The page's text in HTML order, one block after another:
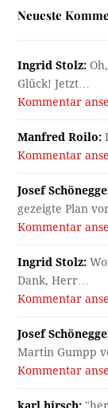
Neueste
Ingrid Stolz:
Glück! Jetzt…
Kommentar
Manfred Roilo:
Kommentar
Josef
gezeigte Plan
Kommentar
Ingrid Stolz:
Dank, Herr…
Kommentar
Josef
Martin Gumpp
Kommentar